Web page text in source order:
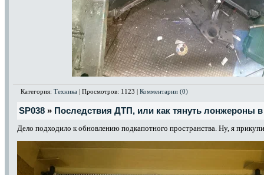
Категория: Техника | Просмотров: 1123 | Комментарии (0)
SP038 » Последствия ДТП, или как тянуть лонжероны в
Дело подходило к обновлению подкапотного пространства. Ну, я